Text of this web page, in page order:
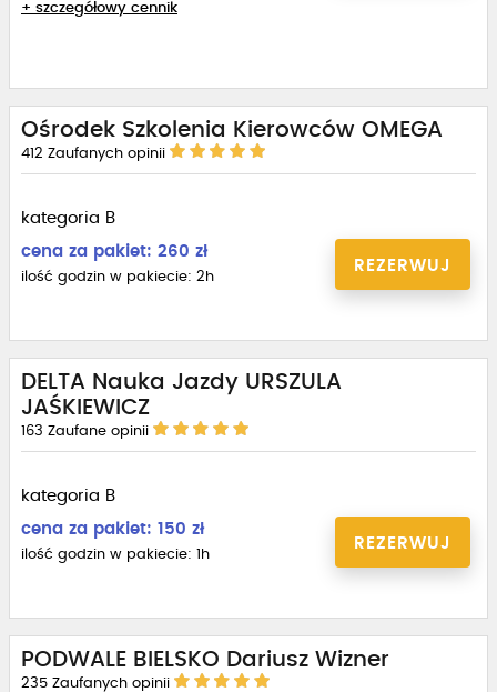
+ szczegółowy cennik
Ośrodek Szkolenia Kierowców OMEGA
412 Zaufanych opinii
kategoria B
cena za pakiet: 260 zł
ilość godzin w pakiecie: 2h
REZERWUJ
DELTA Nauka Jazdy URSZULA
JAŚKIEWICZ
163 Zaufane opinii
kategoria B
cena za pakiet: 150 zł
ilość godzin w pakiecie: 1h
REZERWUJ
PODWALE BIELSKO Dariusz Wizner
235 Zaufanych opinii